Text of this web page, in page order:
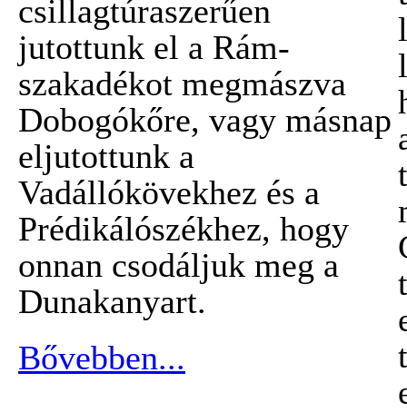
csillagtúraszerűen
jutottunk el a Rám-
szakadékot megmászva
Dobogókőre, vagy másnap
eljutottunk a
Vadállókövekhez és a
Prédikálószékhez, hogy
onnan csodáljuk meg a
Dunakanyart.
Bővebben...